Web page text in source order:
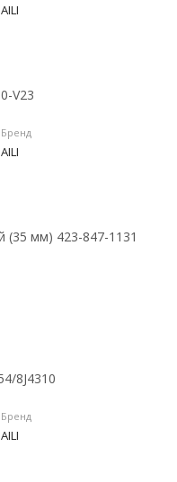
AILI
V23
Бренд
AILI
(35 мм) 423-847-1131
8J4310
Бренд
AILI